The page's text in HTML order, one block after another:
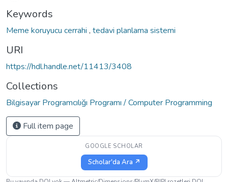
Keywords
Meme koruyucu cerrahi , tedavi planlama sistemi
URI
https://hdl.handle.net/11413/3408
Collections
Bilgisayar Programcılığı Programı / Computer Programming
Full item page
GOOGLE SCHOLAR
Scholar'da Ara ↗